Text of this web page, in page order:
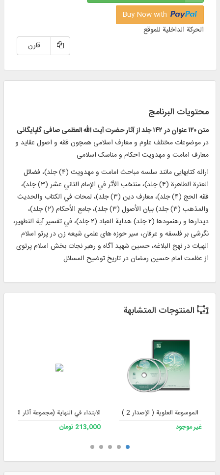
الحركة الداخلية للموقع
قارن
محتويات البرنامج
متن۱۲۰عنوان در۱۴۲جلد از آثار حضرت آیت الله العظمی صافى گلپایگانی
در موضوعات مختلف علوم و معارف اسلامی همچون فقه و اصول عقاید و
معارف امامت و مهدویت احکام و مناسک اسلامی
ارائه کتابهایی مانند سلسه مباحث امامت و مهدویت (۴) جلد)، فضائل
العترة الطاهرة (۴) جلد)، منتخب الأثر في الإمام الثاني عشر (۳) جلد)،
فقه الحج (۴) جلد)، معارف دین (۳) جلد)، لمحات في الكتاب والحديث
والمذهب (۳) جلد) بيان الأصول (۳) جلد)، جامع الأحكام (۲) جلد)،
ديدارها و رهنمودها (۲ جلد) هداية العباد (۲ جلد)، في تفسير آية التطهير،
نگرشی بر فلسفه و عرفان، سیر حوزه های علمی شیعه زن در پرتو اسلام
الهیات در نهج البلاغه، حسین شهید آگاه و رهبر نجات بخش اسلام پرتوی
از عظمت امام حسین رمضان در تاریخ توضیح المسائل
المنتوجات المتشابهة
الموسوعة العلوية ( الإصدار 2 )
غير موجود
الابتداء في النهاية (مجموعة آثار
213,000 تومان